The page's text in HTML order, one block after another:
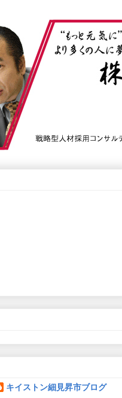
キイストン細見昇市ブログ